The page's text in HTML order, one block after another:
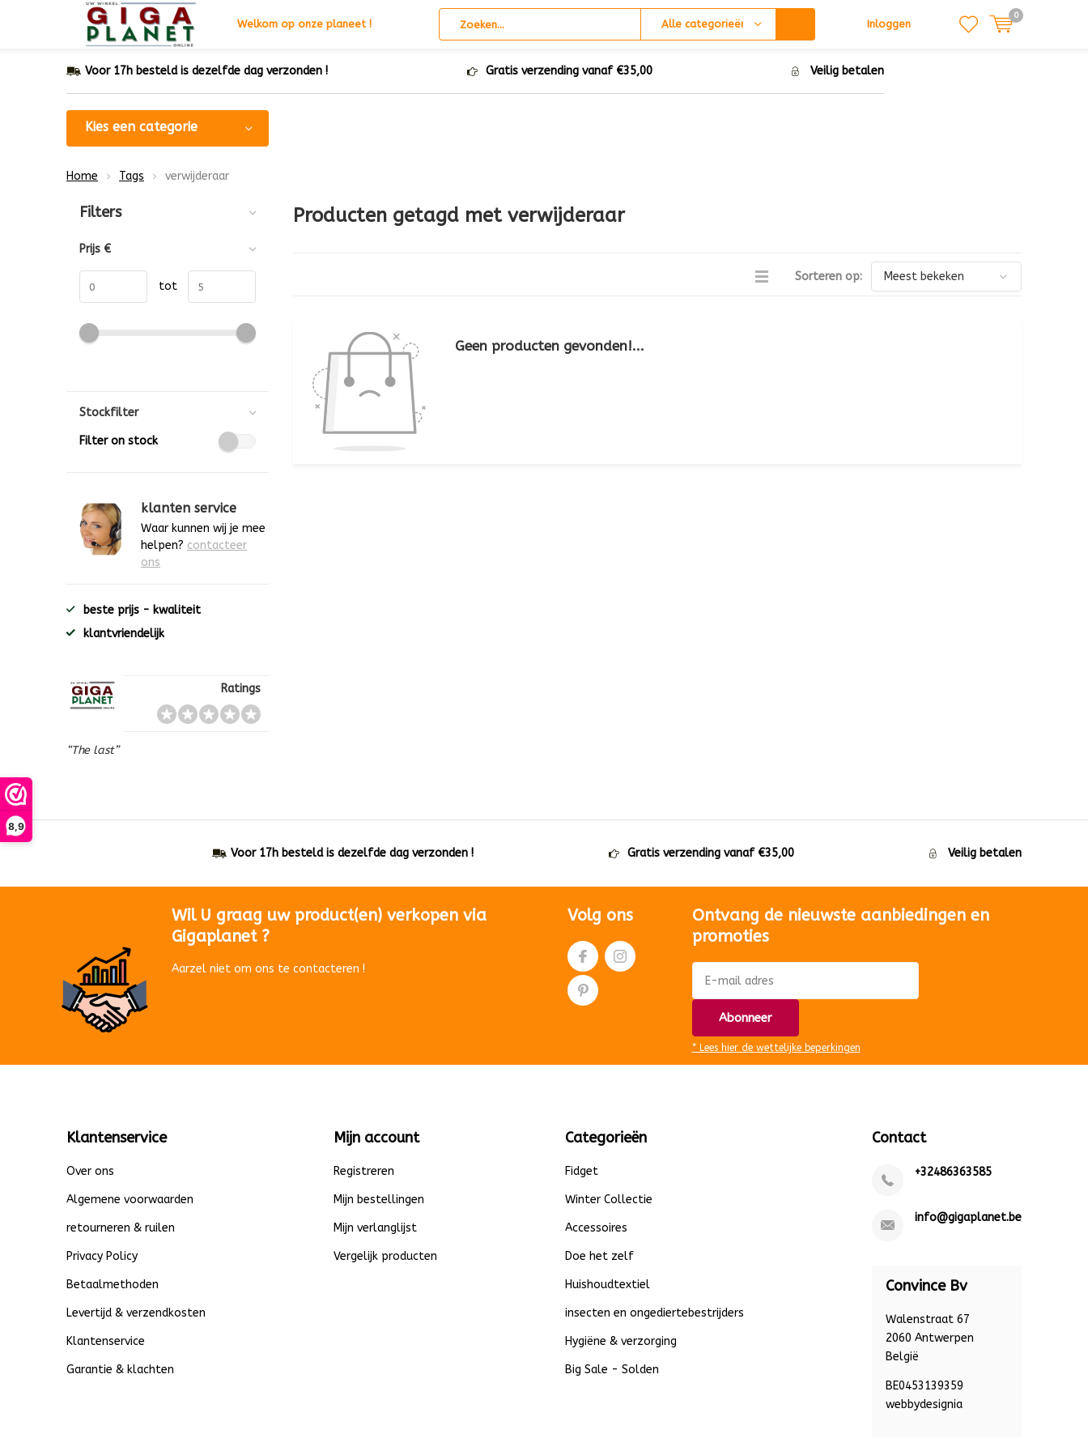
8,9
Welkom op onze planeet ! Alle categorieën Inloggen
0
Voor 17h besteld is dezelfde dag verzonden ! Gratis verzending vanaf €35,00 Veilig betalen
Kies een categorie
Home Tags verwijderaar
Producten getagd met verwijderaar
Sorteren op:
Geen producten gevonden!...
Sorteren op:
Filters
Prijs €
tot
Stockfilter
Filter on stock
klanten service
Waar kunnen wij je mee
helpen? contacteer
ons
beste prijs - kwaliteit
klantvriendelijk
Ratings
“The last”
Voor 17h besteld is dezelfde dag verzonden ! Gratis verzending vanaf €35,00 Veilig betalen
Wil U graag uw product(en) verkopen via
Gigaplanet ?
Aarzel niet om ons te contacteren !
Volg ons
Ontvang de nieuwste aanbiedingen en
promoties
Abonneer
* Lees hier de wettelijke beperkingen
Klantenservice
Over ons
Algemene voorwaarden
retourneren & ruilen
Privacy Policy
Betaalmethoden
Levertijd & verzendkosten
Klantenservice
Garantie & klachten
Mijn account
Registreren
Mijn bestellingen
Mijn verlanglijst
Vergelijk producten
Categorieën
Fidget
Winter Collectie
Accessoires
Doe het zelf
Huishoudtextiel
insecten en ongediertebestrijders
Hygiëne & verzorging
Big Sale - Solden
Contact
+32486363585
info@gigaplanet.be
Convince Bv
Walenstraat 67
2060 Antwerpen
België
BE0453139359
webbydesignia